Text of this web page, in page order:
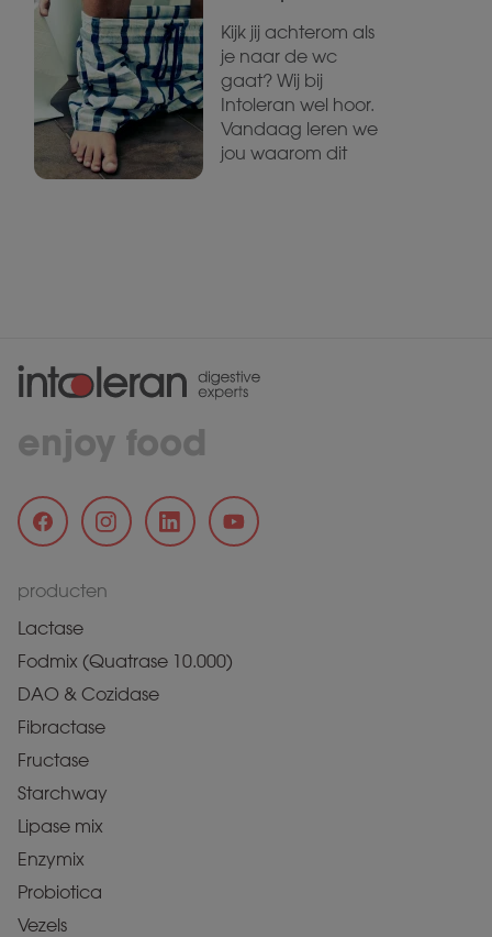
Kijk jij achterom als
je naar de wc
gaat? Wij bij
Intoleran wel hoor.
Vandaag leren we
jou waarom dit
enjoy food
producten
Lactase
Fodmix (Quatrase 10.000)
DAO & Cozidase
Fibractase
Fructase
Starchway
Lipase mix
Enzymix
Probiotica
Vezels